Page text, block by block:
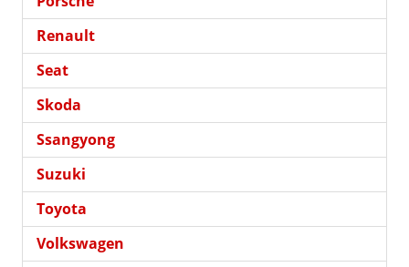
Renault
Seat
Skoda
Ssangyong
Suzuki
Toyota
Volkswagen